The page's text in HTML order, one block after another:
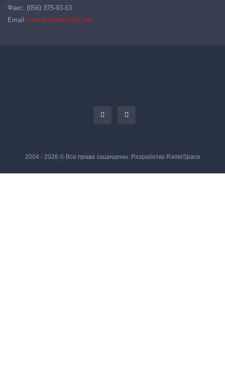
Факс: (056) 375-93-63
Email: hansa-flexdn@ukr.net
2004 - 2026 © Все права защищены. Разработка RamirSpace